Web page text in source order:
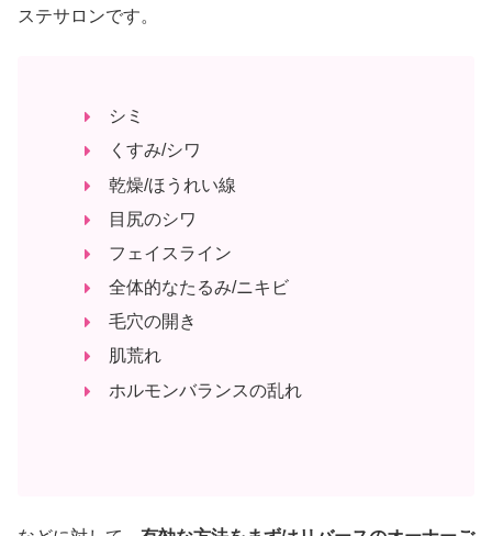
ステサロンです。
シミ
くすみ/シワ
乾燥/ほうれい線
目尻のシワ
フェイスライン
全体的なたるみ/ニキビ
毛穴の開き
肌荒れ
ホルモンバランスの乱れ